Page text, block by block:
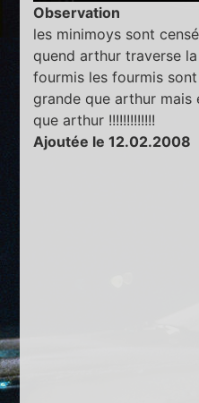
Observation
les minimoys sont
quend arthur traverse
fourmis les fourmis
grande que arthur
que arthur !!!!!!!!!!!!!
Ajoutée le 12.02.2008